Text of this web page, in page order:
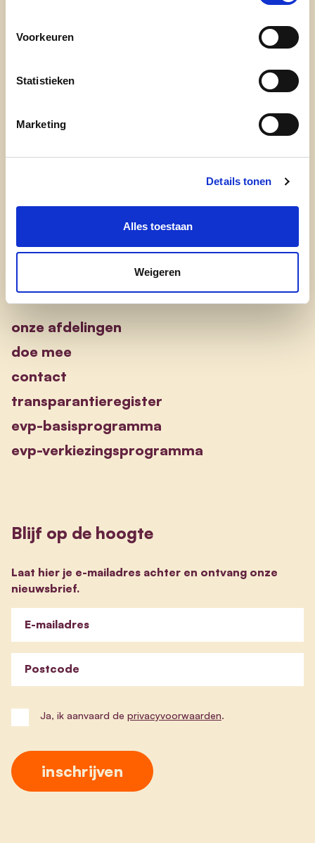
Voorkeuren
Statistieken
Marketing
Details tonen
Alles toestaan
Weigeren
Ontdek
waarom cd&v
nieuws
Engagement
onze afdelingen
doe mee
contact
transparantieregister
evp-basisprogramma
evp-verkiezingsprogramma
Blijf op de hoogte
Laat hier je e-mailadres achter en ontvang onze
nieuwsbrief.
E-mailadres
Postcode
Ja, ik aanvaard de privacyvoorwaarden.